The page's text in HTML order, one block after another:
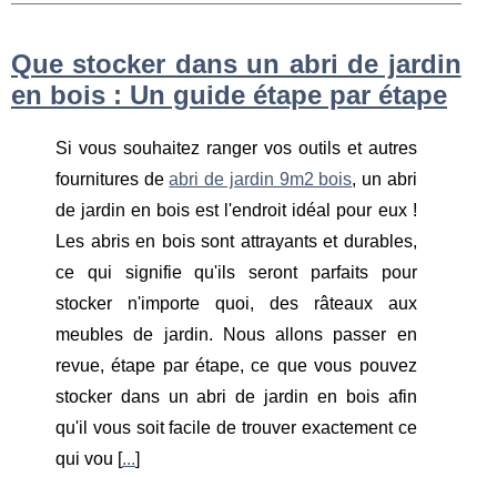
Que stocker dans un abri de jardin
en bois : Un guide étape par étape
Si vous souhaitez ranger vos outils et autres
fournitures deabri de jardin 9m2 bois, un abri
de jardin en bois est l'endroit idéal pour eux !
Les abris en bois sont attrayants et durables,
ce qui signifie qu'ils seront parfaits pour
stocker n'importe quoi, des râteaux aux
meubles de jardin. Nous allons passer en
revue, étape par étape, ce que vous pouvez
stocker dans un abri de jardin en bois afin
qu'il vous soit facile de trouver exactement ce
qui vou [...]